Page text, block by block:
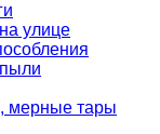
улице
мерные тары